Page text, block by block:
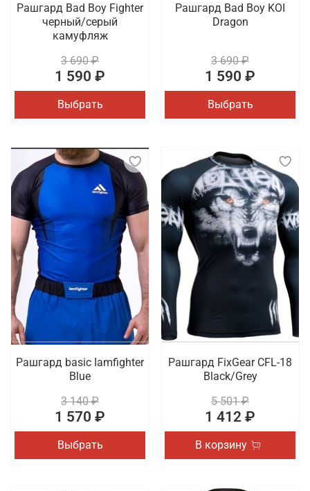
Рашгард Bad Boy Fighter
черный/серый
камуфляж
3 690 ₽
1 590 ₽
Выбрать
Рашгард Bad Boy KOI
Dragon
3 690 ₽
1 590 ₽
Выбрать
Рашгард basic Iamfighter
Blue
3 140 ₽
1 570 ₽
Выбрать
Рашгард FixGear CFL-18
Black/Grey
5 501 ₽
1 412 ₽
В корзину